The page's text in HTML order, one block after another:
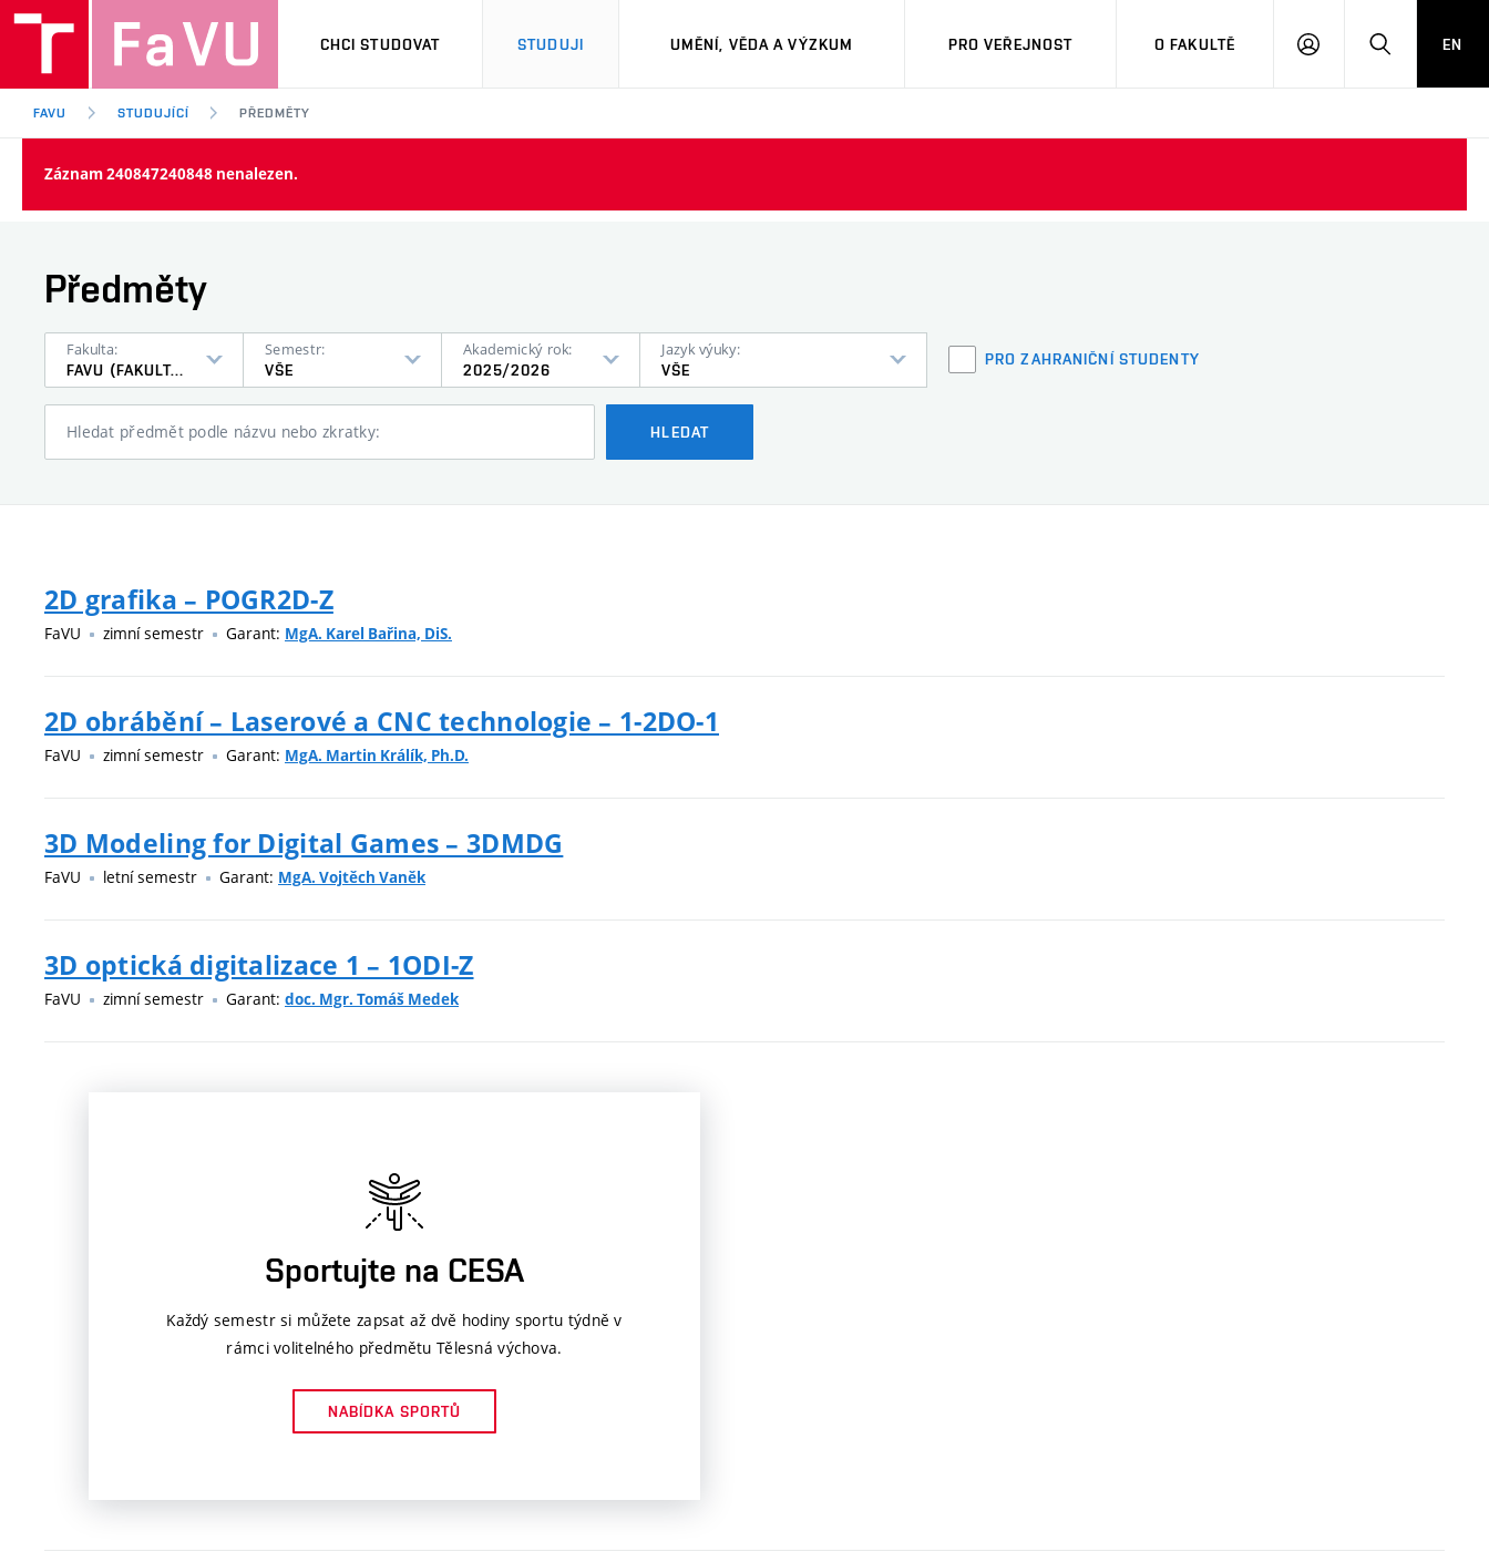
CHCI STUDOVAT STUDUJI UMĚNÍ, VĚDA A VÝZKUM PRO VEŘEJNOST O FAKULTĚ
PŘIHLÁSITHLEDAT
EN
FAVU STUDUJÍCÍ PŘEDMĚTY
Záznam 240847240848 nenalezen.
Předměty
Fakulta:
FAVU (FAKULTA VÝTVARNÝCH UMĚNÍ)
Semestr:
VŠE
Akademický rok:
2025/2026
Jazyk výuky:
VŠE
PRO ZAHRANIČNÍ STUDENTY
Hledat předmět podle názvu nebo zkratky: HLEDAT
2D grafika – POGR2D-Z
FaVU zimní semestr Garant: MgA. Karel Bařina, DiS.
2D obrábění – Laserové a CNC technologie – 1-2DO-1
FaVU zimní semestr Garant: MgA. Martin Králík, Ph.D.
3D Modeling for Digital Games – 3DMDG
FaVU letní semestr Garant: MgA. Vojtěch Vaněk
3D optická digitalizace 1 – 1ODI-Z
FaVU zimní semestr Garant: doc. Mgr. Tomáš Medek
Sportujte na CESA
Každý semestr si můžete zapsat až dvě hodiny sportu týdně v
rámci volitelného předmětu Tělesná výchova.
NABÍDKA SPORTŮ